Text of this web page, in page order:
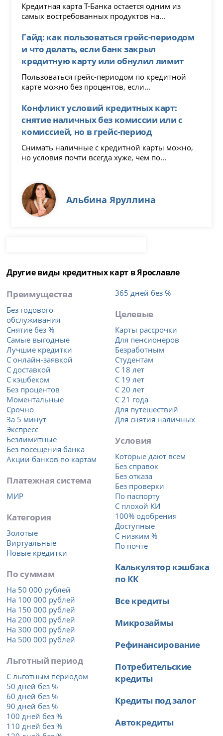
Кредитная карта Т-Банка остается одним из
самых востребованных продуктов на...
Гайд: как пользоваться грейс-периодом
и что делать, если банк закрыл
кредитную карту или обнулил лимит
Пользоваться грейс-периодом по кредитной
карте можно без процентов, если...
Конфликт условий кредитных карт:
снятие наличных без комиссии или с
комиссией, но в грейс-период
Снимать наличные с кредитной карты можно,
но условия почти всегда хуже, чем по...
Альбина Яруллина
Другие виды кредитных карт в Ярославле
Преимущества
Без годового
обслуживания
Снятие без %
Самые выгодные
Лучшие кредитки
С онлайн-заявкой
С доставкой
С кэшбеком
Без процентов
Моментальные
Срочно
За 5 минут
Экспресс
Безлимитные
Без посещения банка
Акции банков по картам
Платежная система
МИР
Категория
Золотые
Виртуальные
Новые кредитки
По суммам
На 50 000 рублей
На 100 000 рублей
На 150 000 рублей
На 200 000 рублей
На 300 000 рублей
На 500 000 рублей
Льготный период
С льготным периодом
50 дней без %
60 дней без %
90 дней без %
100 дней без %
110 дней без %
365 дней без %
Целевые
Карты рассрочки
Для пенсионеров
Безработным
Студентам
С 18 лет
С 19 лет
С 20 лет
С 21 года
Для путешествий
Для снятия наличных
Условия
Которые дают всем
Без справок
Без отказа
Без проверки
По паспорту
С плохой КИ
100% одобрения
Доступные
С низким %
По почте
Калькулятор кэшбэка
по КК
Все кредиты
Микрозаймы
Рефинансирование
Потребительские
кредиты
Кредиты под залог
Автокредиты